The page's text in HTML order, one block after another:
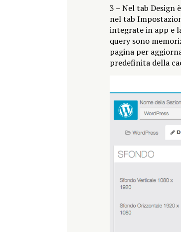
3 – Nel tab Design
nel tab
integrate in app e
query sono
pagina per
predefinita della